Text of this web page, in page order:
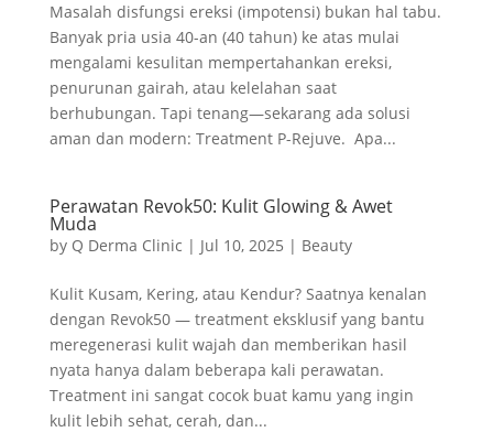
Masalah disfungsi ereksi (impotensi) bukan hal tabu.
Banyak pria usia 40-an (40 tahun) ke atas mulai
mengalami kesulitan mempertahankan ereksi,
penurunan gairah, atau kelelahan saat
berhubungan. Tapi tenang—sekarang ada solusi
aman dan modern: Treatment P-Rejuve. Apa...
Perawatan Revok50: Kulit Glowing & Awet
Muda
by Q Derma Clinic | Jul 10, 2025 | Beauty
Kulit Kusam, Kering, atau Kendur? Saatnya kenalan
dengan Revok50 — treatment eksklusif yang bantu
meregenerasi kulit wajah dan memberikan hasil
nyata hanya dalam beberapa kali perawatan.
Treatment ini sangat cocok buat kamu yang ingin
kulit lebih sehat, cerah, dan...